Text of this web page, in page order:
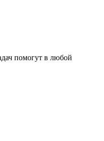
помогут в любой